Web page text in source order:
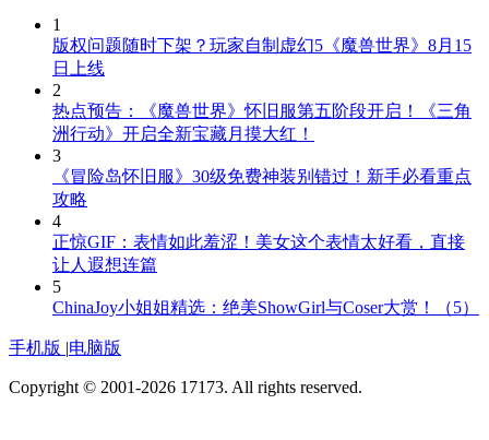
1
版权问题随时下架？玩家自制虚幻5《魔兽世界》8月15
日上线
2
热点预告：《魔兽世界》怀旧服第五阶段开启！《三角
洲行动》开启全新宝藏月摸大红！
3
《冒险岛怀旧服》30级免费神装别错过！新手必看重点
攻略
4
正惊GIF：表情如此羞涩！美女这个表情太好看，直接
让人遐想连篇
5
ChinaJoy小姐姐精选：绝美ShowGirl与Coser大赏！（5）
手机版 |电脑版
Copyright © 2001-2026 17173. All rights reserved.